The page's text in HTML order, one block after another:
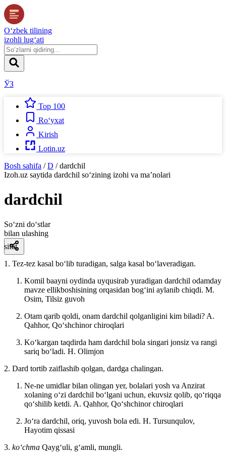
O‘zbek tilining
izohli lug‘ati
ЎЗ
Top 100
Ro‘yxat
Kirish
Lotin.uz
Bosh sahifa / D / dardchil
Izoh.uz saytida dardchil so‘zining izohi va ma’nolari
dardchil
So‘zni do‘stlar
bilan ulashing
sifat
1. Tez-tez kasal boʻlib turadigan, salga kasal boʻlaveradigan.
Komil baayni oydinda uyqusirab yuradigan dardchil odamday
mavze ellikboshisining orqasidan bogʻini aylanib chiqdi. M.
Osim, Tilsiz guvoh
Otam qarib qoldi, onam dardchil qolganligini kim biladi? A.
Qahhor, Qoʻshchinor chiroqlari
Koʻkargan taqdirda ham dardchil bola singari jonsiz va rangi
sariq boʻladi. H. Olimjon
2. Dard tortib zaiflashib qolgan, dardga chalingan.
Ne-ne umidlar bilan olingan yer, bolalari yosh va Anzirat
xolaning oʻzi dardchil boʻlgani uchun, ekuvsiz qolib, qoʻriqqa
qoʻshilib ketdi. A. Qahhor, Qoʻshchinor chiroqlari
Joʻra dardchil, oriq, yuvosh bola edi. H. Tursunqulov,
Hayotim qissasi
3. koʻchma Qaygʻuli, gʻamli, mungli.